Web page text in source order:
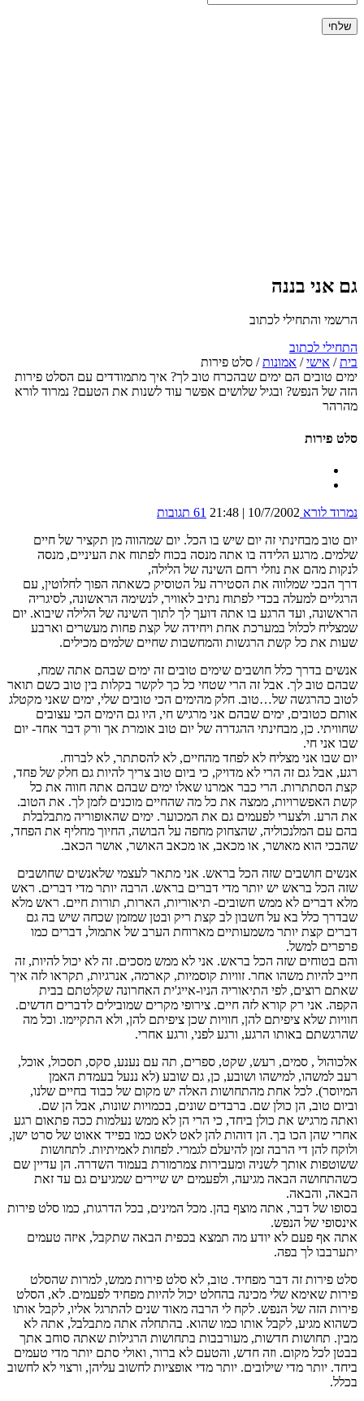
גם אני בננה
הרשמי והתחילי לכתוב
התחילי לכתוב
בית/ אישי/ אמונות/ סלט פירות
ימים טובים הם ימים שבהכרח טוב לך? איך מתמודדים עם הסלט פירות
הזה של הנפש? ובגיל שלושים אפשר עוד לשנות את הטעם? נמרוד לורא
מהרהר
סלט פירות
נמרוד לורא 10/7/2002 | 21:48
61 תגובות
יום טוב מבחינתי זה יום שיש בו הכל. יום שמהווה מן תקציר של חיים
שלמים. מרגע הלידה בו אתה מנסה בכוח לפתוח את העיניים, מנסה
לנקות מהם את נוזלי רחם השינה של הלילה,
דרך הבכי שמלווה את הסטירה על הטוסיק כשאתה הפוך לחלוטין, עם
הרגליים למעלה בכדי לפתוח נתיב לאוויר, לנשימה הראשונה, לסיגריה
הראשונה, ועד הרגע בו אתה דועך לך לתוך השינה של הלילה שיבוא. יום
שמצליח לכלול במערכת אחת ויחידה של קצת פחות מעשרים וארבע
שעות את כל קשת הרגשות והמחשבות שחיים שלמים מכילים.
אנשים בדרך כלל חושבים שימים טובים זה ימים שבהם אתה שמח,
שבהם טוב לך. אבל זה הרי שטחי כל כך לקשר בקלות בין טוב כשם תואר
לטוב כהרגשה של…טוב. חלק מהימים הכי טובים שלי, ימים שאני מקטלג
אותם כטובים, ימים שבהם אני מרגיש חי, היו גם הימים הכי עצובים
שחוויתי. כן, מבחינתי ההגדרה של יום טוב אומרת אך ורק דבר אחד- יום
שבו אני חי.
יום שבו אני מצליח לא לפחד מהחיים, לא להסתתר, לא לברוח.
רגע, אבל גם זה הרי לא מדויק, כי ביום טוב צריך להיות גם חלק של פחד,
קצת הסתתרות. הרי כבר אמרנו שאלו ימים שבהם אתה חווה את כל
קשת האפשרויות, ממצה את כל מה שהחיים מוכנים לזמן לך. את הטוב.
את הרע. ולצערי לפעמים גם את המכוער. ימים שהאופוריה מתבלבלת
בהם עם המלנכוליה, שהצחוק מחפה על הבושה, החיוך מחליף את הפחד,
שהבכי הוא מאושר, או מכאב, או מכאב האושר, אושר הכאב.
אנשים חושבים שזה הכל בראש. אני מתאר לעצמי שלאנשים שחושבים
שזה הכל בראש יש יותר מדי דברים בראש. הרבה יותר מדי דברים. ראש
מלא דברים לא ממש חשובים- תיאוריות, הארות, תורות חיים. ראש מלא
שבדרך כלל בא על חשבון לב קצת ריק ובטן שמזמן שכחה שיש בה גם
דברים קצת יותר משמעותיים מארוחת הערב של אתמול, דברים כמו
פרפרים למשל.
והם בטוחים שזה הכל בראש. אני לא ממש מסכים. זה לא יכול להיות, זה
חייב להיות משהו אחר. זוויות קוסמיות, קארמה, אנרגיות, תקראו לזה איך
שאתם רוצים, לפי התיאוריה הניו-אייג'ית האחרונה שקלטתם בבית
הקפה. אני רק קורא לזה חיים. צירופי מקרים שמובילים לדברים חדשים.
חוויות שלא ציפיתם להן, חוויות שכן ציפיתם להן, ולא התקיימו. וכל מה
שהרגשתם באותו הרגע, ורגע לפני, ורגע אחרי.
אלכוהול , סמים, רעש, שקט, ספרים, תה עם נענע, סקס, תסכול, אוכל,
רעב למשהו, למישהו ושובע, כן, גם שובע (לא ננעל בעמדת האמן
המיוסר). לכל אחת מהתחושות האלה יש מקום של כבוד בחיים שלנו,
וביום טוב, הן כולן שם. ברבדים שונים, בכמויות שונות, אבל הן שם.
ואתה מרגיש את כולן ביחד, כי הרי הן לא ממש נעלמות ככה פתאום רגע
אחרי שהן הכו בך. הן דוהות להן לאט לאט כמו בפייד אאוט של סרט ישן,
ולוקח להן די הרבה זמן להיעלם לגמרי. לפחות לאמיתיות. לתחושות
ששוטפות אותך לשניה ומעבירות צמרמורת בעמוד השדרה. הן עדיין שם
כשהתחושה הבאה מגיעה, ולפעמים יש שיירים שמגיעים גם עד זאת
הבאה, והבאה.
בסופו של דבר, אתה מוצף בהן. מכל המינים, בכל הדרגות, כמו סלט פירות
אינסופי של הנפש.
אתה אף פעם לא יודע מה תמצא בכפית הבאה שתקבל, איזה טעמים
יתערבבו לך בפה.
סלט פירות זה דבר מפחיד. טוב, לא סלט פירות ממש, למרות שהסלט
פירות שאימא שלי מכינה בהחלט יכול להיות מפחיד לפעמים. לא, הסלט
פירות הזה של הנפש. לקח לי הרבה מאוד שנים להתרגל אליו, לקבל אותו
כשהוא מגיע, לקבל אותו כמו שהוא. בהתחלה אתה מתבלבל, אתה לא
מבין. תחושות חדשות, מעורבבות בתחושות הרגילות שאתה סוחב אתך
בבטן לכל מקום. וזה חדש, והטעם לא ברור, ואולי סתם יותר מדי טעמים
ביחד. יותר מדי שילובים. יותר מדי אופציות לחשוב עליהן, ורצוי לא לחשוב
בכלל.